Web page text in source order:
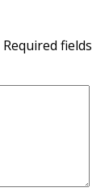
Required fields